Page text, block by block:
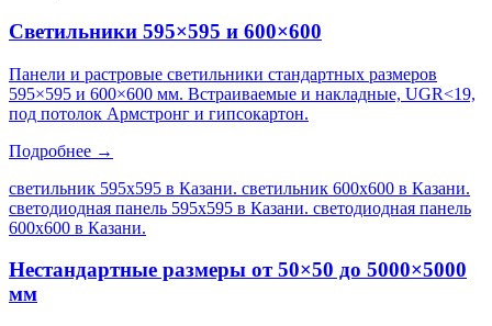
Светильники 595×595 и 600×600
Панели и растровые светильники стандартных размеров
595×595 и 600×600 мм. Встраиваемые и накладные, UGR<19,
под потолок Армстронг и гипсокартон.
Подробнее →
светильник 595х595 в Казани. светильник 600х600 в Казани.
светодиодная панель 595х595 в Казани. светодиодная панель
600х600 в Казани.
Нестандартные размеры от 50×50 до 5000×5000
мм